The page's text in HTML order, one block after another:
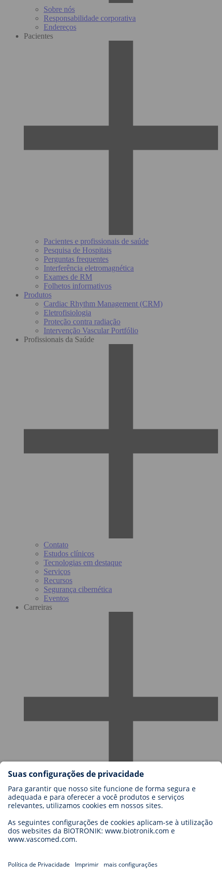
Sobre nós
Responsabilidade corporativa
Endereços
Pacientes
Pacientes e profissionais de saúde
Pesquisa de Hospitais
Perguntas frequentes
Interferência eletromagnética
Exames de RM
Folhetos informativos
Produtos
Cardiac Rhythm Management (CRM)
Eletrofisiologia
Proteção contra radiação
Intervenção Vascular Portfólio
Profissionais da Saúde
Contato
Estudos clínicos
Tecnologias em destaque
Serviços
Recursos
Segurança cibernética
Eventos
Carreiras
Blog
Contato